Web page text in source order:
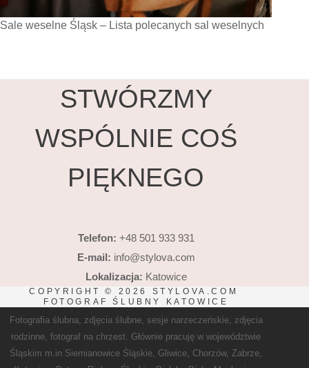
Sale weselne Śląsk – Lista polecanych sal weselnych
STWÓRZMY
WSPÓLNIE COŚ
PIĘKNEGO
Telefon: +48 501 933 931
E-mail: info@stylova.com
Lokalizacja: Katowice
COPYRIGHT © 2026 STYLOVA.COM
FOTOGRAF ŚLUBNY KATOWICE
Fotografia ślubna, zdjęcia ślubne, sesje narzeczeńskie, zdjęcia
rodzinne ,fotograf na chrzest . Głównie pracuję w województwie
Śląskim m.in Siemianowice Śląskie Gliwice Chorzów, Zabrze